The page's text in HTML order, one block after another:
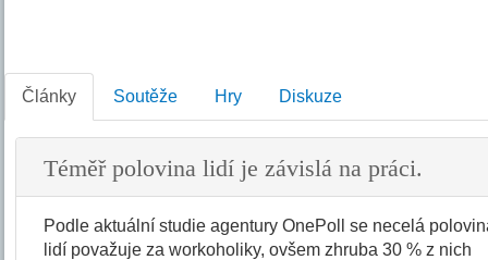
Články Soutěže Hry Diskuze
Téměř polovina lidí je závislá na práci.
Podle aktuální studie agentury OnePoll se necelá
lidí považuje za workoholiky, ovšem zhruba 30 % z nich